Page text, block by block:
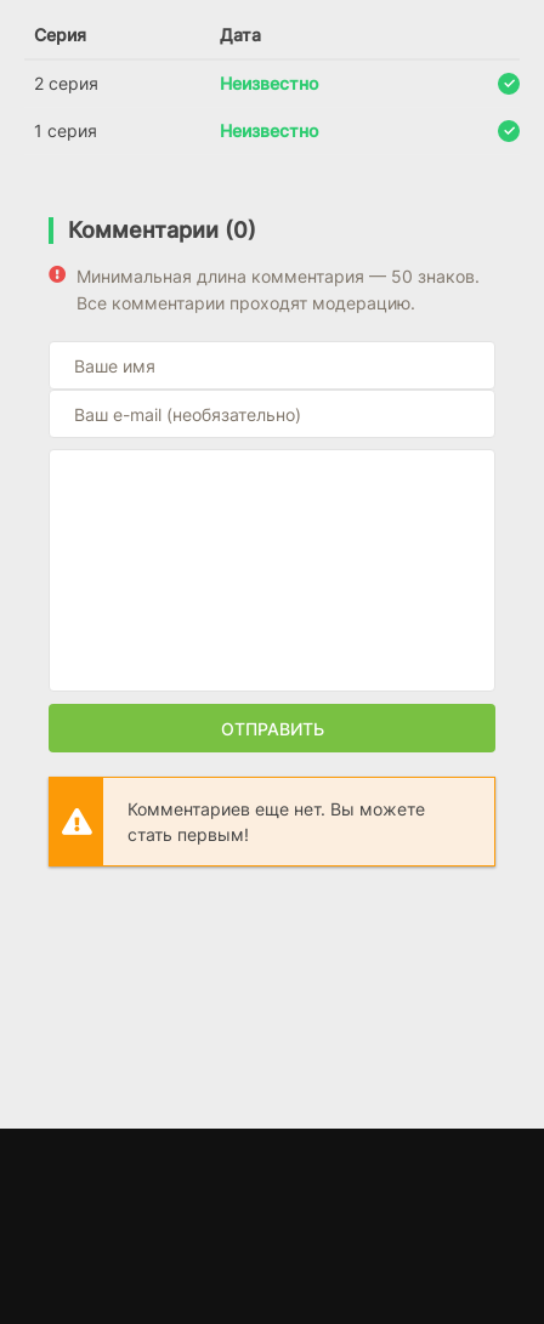
Серия Дата
2 серия Неизвестно
1 серия Неизвестно
Комментарии (0)
Минимальная длина комментария — 50 знаков.
Все комментарии проходят модерацию.
ОТПРАВИТЬ
Комментариев еще нет. Вы можете
стать первым!